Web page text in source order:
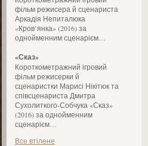
фільм режисера й сценариста
Аркадія Непиталюка
«Кров’янка» (2016) за
однойменним сценарієм…
«Сказ»
Короткометражний ігровий
фільм режисерки й
сценаристки Марисі Нікітюк та
співсценариста Дмитра
Сухолиткого-Собчука «Сказ»
(2016) за однойменним
сценарієм…
Все втілене